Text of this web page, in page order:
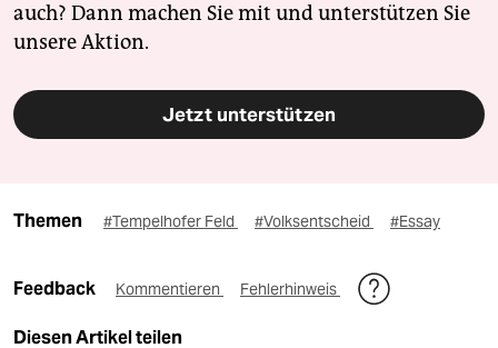
auch? Dann machen Sie mit und unterstützen Sie
unsere Aktion.
Jetzt unterstützen
Themen #Tempelhofer Feld #Volksentscheid #Essay
Feedback Kommentieren Fehlerhinweis
Diesen Artikel teilen